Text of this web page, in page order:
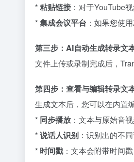
*粘贴链接 ：对于YouTube
*集成会议平台 ：如果您使
第三步：AI自动生成转录文
文件上传或录制完成后，
第四步：查看与编辑转录文
生成文本后，您可以在内置
* 同步播放 ：文本与原始音
*说话人识别 ：识别出的不
* 时间戳：文本会附带时间戳